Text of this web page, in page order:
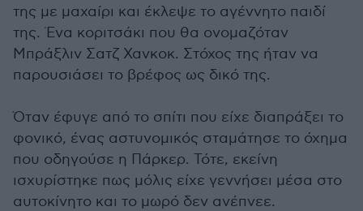
της με μαχαίρι και έκλεψε το αγέννητο παιδί
της. Ένα κοριτσάκι που θα ονομαζόταν
Μπράξλιν Σατζ Χανκοκ. Στόχος της ήταν να
παρουσιάσει το βρέφος ως δικό της.
Όταν έφυγε από το σπίτι που είχε διαπράξει το
φονικό, ένας αστυνομικός σταμάτησε το όχημα
που οδηγούσε η Πάρκερ. Τότε, εκείνη
ισχυρίστηκε πως μόλις είχε γεννήσει μέσα στο
αυτοκίνητο και το μωρό δεν ανέπνεε.